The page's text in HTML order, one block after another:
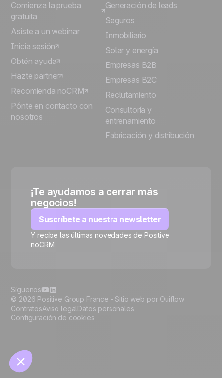
Comienza la prueba
gratuita
Asiste a un webinar
Inicia sesión
Obtén ayuda
Hazte partner
Recomienda noCRM
Pónte en contacto con
nosotros
Generación de leads
Seguros
Inmobiliario
Solar y energía
Empresas B2B
Empresas B2C
Reclutamiento
Consultoría y
entrenamiento
Fabricación y distribución
¡Te ayudamos a cerrar más
negocios!
Suscríbete a nuestra newsletter
Y recibe las últimas novedades de Positive
noCRM
© 2026 Positive Group France - Sitio web por Ouiflow
ContratosAviso legalDatos personales
Configuración de cookies
Síguenos